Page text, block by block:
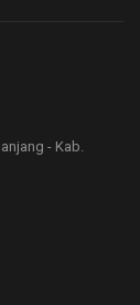
- Kab.